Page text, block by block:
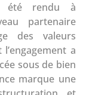
été rendu à
partenaire
des valeurs
a
sous de bien
marque une